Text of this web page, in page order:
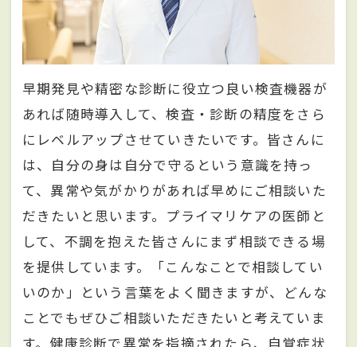
早期発見や精密な診断に役立つ良い検査機器が
あれば随時導入して、検査・診断の精度をさら
にレベルアップさせていきたいです。皆さんに
は、自分の身は自分で守るという意識を持っ
て、異常や気がかりがあれば早めにご相談いた
だきたいと思います。プライマリケアの医師と
して、不調を抱えた皆さんにまず相談できる場
を提供しています。「こんなことで相談してい
いのか」という言葉をよく聞きますが、どんな
ことでもぜひご相談いただきたいと考えていま
す。健康診断で異常を指摘されたら、自覚症状